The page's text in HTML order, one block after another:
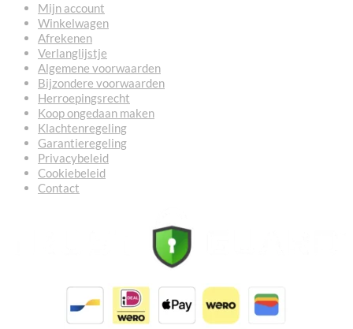
Mijn account
Winkelwagen
Afrekenen
Verlanglijstje
Algemene voorwaarden
Bijzondere voorwaarden
Herroepingsrecht
Koop ongedaan maken
Klachtenregeling
Garantieregeling
Privacybeleid
Cookiebeleid
Contact